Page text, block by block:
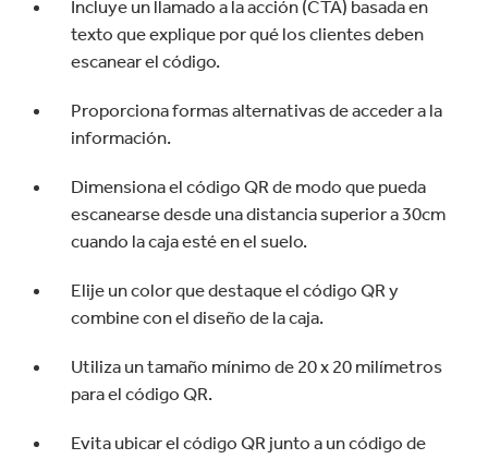
Incluye un llamado a la acción (CTA) basada en
texto que explique por qué los clientes deben
escanear el código.
Proporciona formas alternativas de acceder a la
información.
Dimensiona el código QR de modo que pueda
escanearse desde una distancia superior a 30cm
cuando la caja esté en el suelo.
Elije un color que destaque el código QR y
combine con el diseño de la caja.
Utiliza un tamaño mínimo de 20 x 20 milímetros
para el código QR.
Evita ubicar el código QR junto a un código de